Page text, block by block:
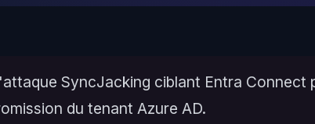
SyncJacking ciblant Entra Connect
du tenant Azure AD.